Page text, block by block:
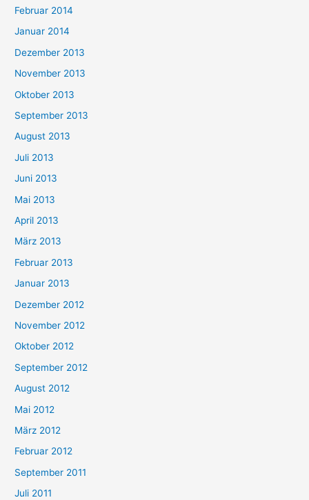
Februar 2014
Januar 2014
Dezember 2013
November 2013
Oktober 2013
September 2013
August 2013
Juli 2013
Juni 2013
Mai 2013
April 2013
März 2013
Februar 2013
Januar 2013
Dezember 2012
November 2012
Oktober 2012
September 2012
August 2012
Mai 2012
März 2012
Februar 2012
September 2011
Juli 2011